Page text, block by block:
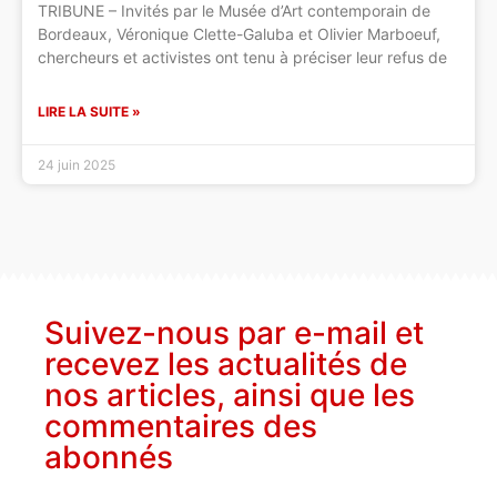
TRIBUNE – Invités par le Musée d’Art contemporain de
Bordeaux, Véronique Clette-Galuba et Olivier Marboeuf,
chercheurs et activistes ont tenu à préciser leur refus de
LIRE LA SUITE »
24 juin 2025
Suivez-nous par e-mail et
recevez les actualités de
nos articles, ainsi que les
commentaires des
abonnés